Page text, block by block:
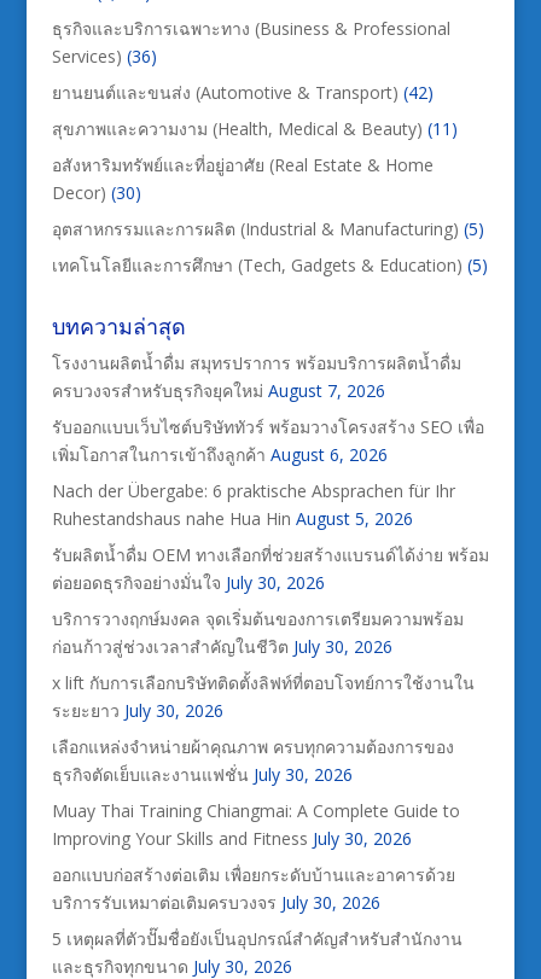
ธุรกิจและบริการเฉพาะทาง (Business & Professional
Services) (36)
ยานยนต์และขนส่ง (Automotive & Transport) (42)
สุขภาพและความงาม (Health, Medical & Beauty) (11)
อสังหาริมทรัพย์และที่อยู่อาศัย (Real Estate & Home
Decor) (30)
อุตสาหกรรมและการผลิต (Industrial & Manufacturing) (5)
เทคโนโลยีและการศึกษา (Tech, Gadgets & Education) (5)
บทความล่าสุด
โรงงานผลิตน้ำดื่ม สมุทรปราการ พร้อมบริการผลิตน้ำดื่ม
ครบวงจรสำหรับธุรกิจยุคใหม่ August 7, 2026
รับออกแบบเว็บไซต์บริษัททัวร์ พร้อมวางโครงสร้าง SEO เพื่อ
เพิ่มโอกาสในการเข้าถึงลูกค้า August 6, 2026
Nach der Übergabe: 6 praktische Absprachen für Ihr
Ruhestandshaus nahe Hua Hin August 5, 2026
รับผลิตน้ำดื่ม OEM ทางเลือกที่ช่วยสร้างแบรนด์ได้ง่าย พร้อม
ต่อยอดธุรกิจอย่างมั่นใจ July 30, 2026
บริการวางฤกษ์มงคล จุดเริ่มต้นของการเตรียมความพร้อม
ก่อนก้าวสู่ช่วงเวลาสำคัญในชีวิต July 30, 2026
x lift กับการเลือกบริษัทติดตั้งลิฟท์ที่ตอบโจทย์การใช้งานใน
ระยะยาว July 30, 2026
เลือกแหล่งจำหน่ายผ้าคุณภาพ ครบทุกความต้องการของ
ธุรกิจตัดเย็บและงานแฟชั่น July 30, 2026
Muay Thai Training Chiangmai: A Complete Guide to
Improving Your Skills and Fitness July 30, 2026
ออกแบบก่อสร้างต่อเติม เพื่อยกระดับบ้านและอาคารด้วย
บริการรับเหมาต่อเติมครบวงจร July 30, 2026
5 เหตุผลที่ตัวปั๊มชื่อยังเป็นอุปกรณ์สำคัญสำหรับสำนักงาน
และธุรกิจทุกขนาด July 30, 2026